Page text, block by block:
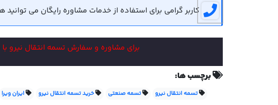
کاربر گرامی برای استفاده از خدمات مشاوره رایگان می توانید هم اکنون با شماره
برای مشاوره و سفارش تسمه انتقال نیرو با
برچسب ها:
تسمه انتقال نیرو تسمه صنعتی خرید تسمه انتقال نیرو ایران ویرا